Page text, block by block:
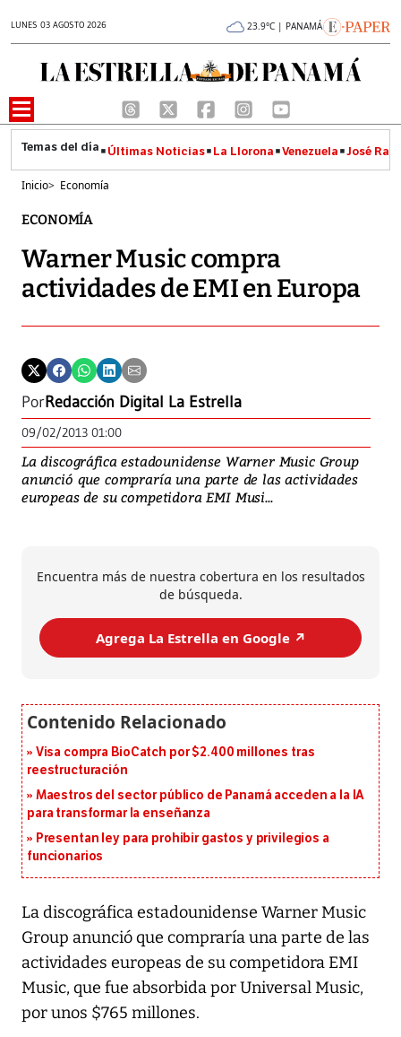
LUNES 03 AGOSTO 2026 23.9°C | PANAMÁ
Últimas Noticias La Llorona Venezuela José
Inicio> Economía
ECONOMÍA
Warner Music compra
actividades de EMI en Europa
PorRedacción Digital La Estrella
09/02/2013 01:00
La discográfica estadounidense Warner Music Group
anunció que compraría una parte de las actividades
europeas de su competidora EMI Musi...
Encuentra más de nuestra cobertura en los resultados
de búsqueda.
Agrega La Estrella en Google ↗️
Visa compra BioCatch por $2.400 millones tras
reestructuración
Maestros del sector público de Panamá acceden a la IA
para transformar la enseñanza
Presentan ley para prohibir gastos y privilegios a
funcionarios
La discográfica estadounidense Warner Music
Group anunció que compraría una parte de las
actividades europeas de su competidora EMI
Music, que fue absorbida por Universal Music,
por unos $765 millones.